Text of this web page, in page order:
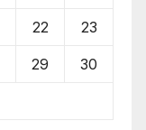
22 23
29 30